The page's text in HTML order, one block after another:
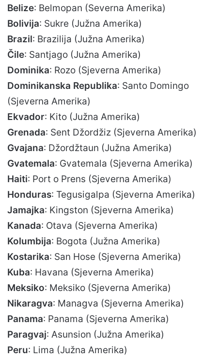
Belize: Belmopan (Severna Amerika)
Bolivija: Sukre (Južna Amerika)
Brazil: Brazilija (Južna Amerika)
Čile: Santjago (Južna Amerika)
Dominika: Rozo (Sjeverna Amerika)
Dominikanska Republika: Santo Domingo
(Sjeverna Amerika)
Ekvador: Kito (Južna Amerika)
Grenada: Sent Džordžiz (Sjeverna Amerika)
Gvajana: Džordžtaun (Južna Amerika)
Gvatemala: Gvatemala (Sjeverna Amerika)
Haiti: Port o Prens (Sjeverna Amerika)
Honduras: Tegusigalpa (Sjeverna Amerika)
Jamajka: Kingston (Sjeverna Amerika)
Kanada: Otava (Sjeverna Amerika)
Kolumbija: Bogota (Južna Amerika)
Kostarika: San Hose (Sjeverna Amerika)
Kuba: Havana (Sjeverna Amerika)
Meksiko: Meksiko (Sjeverna Amerika)
Nikaragva: Managva (Sjeverna Amerika)
Panama: Panama (Sjeverna Amerika)
Paragvaj: Asunsion (Južna Amerika)
Peru: Lima (Južna Amerika)